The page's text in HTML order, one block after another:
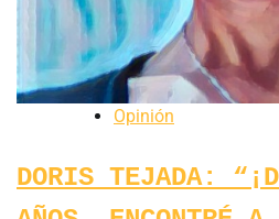
Opinión
DORIS TEJADA: